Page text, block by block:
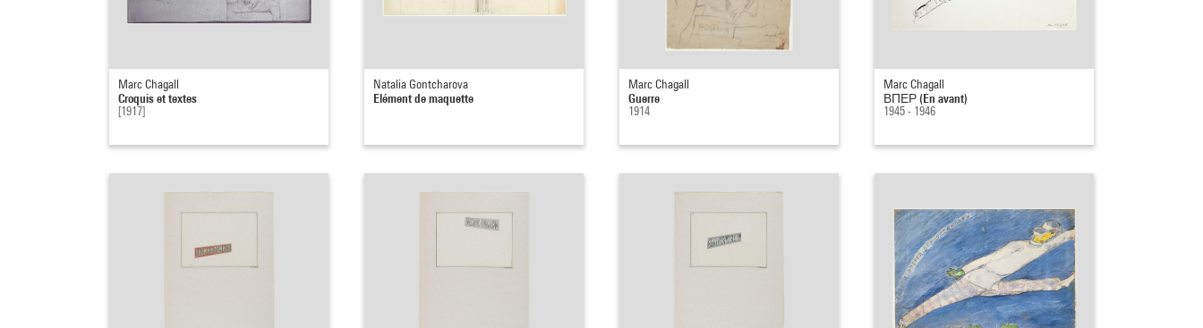
Marc Chagall
Croquis et textes
[1917]
Natalia Gontcharova
Elément de maquette
Marc Chagall
Guerre
1914
Marc Chagall
ВПЕР (En avant)
1945 - 1946